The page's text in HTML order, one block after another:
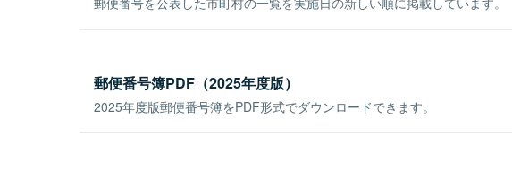
郵便番号簿PDF（2025年度版）
2025年度版郵便番号簿をPDF形式でダウンロードできます。